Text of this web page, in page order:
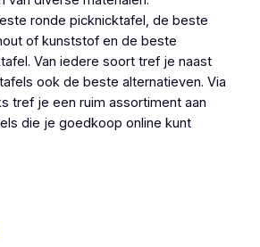
ronde picknicktafel, de beste
of kunststof en de beste
Van iedere soort tref je naast
ook de beste alternatieven. Via
tref je een ruim assortiment aan
die je goedkoop online kunt